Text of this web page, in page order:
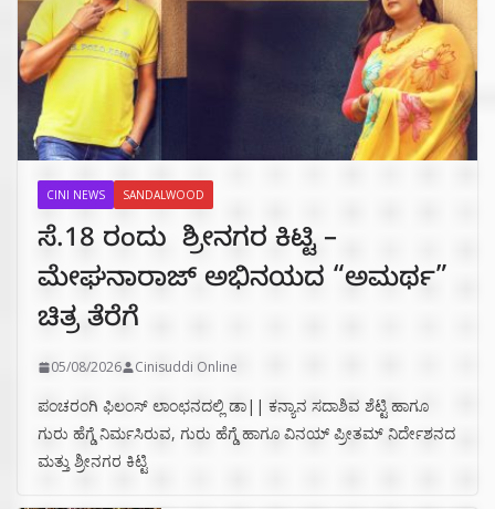
CINI NEWS SANDALWOOD
ಸೆ.18 ರಂದು ಶ್ರೀನಗರ ಕಿಟ್ಟಿ –
ಮೇಘನಾರಾಜ್ ಅಭಿನಯದ “ಅಮರ್ಥ”
ಚಿತ್ರ ತೆರೆಗೆ
05/08/2026 Cinisuddi Online
ಪಂಚರಂಗಿ ಫಿಲಂಸ್ ಲಾಂಛನದಲ್ಲಿ ಡಾ|| ಕನ್ಯಾನ ಸದಾಶಿವ ಶೆಟ್ಟಿ ಹಾಗೂ
ಗುರು ಹೆಗ್ಡೆ ನಿರ್ಮಸಿರುವ, ಗುರು ಹೆಗ್ಡೆ ಹಾಗೂ ವಿನಯ್ ಪ್ರೀತಮ್ ನಿರ್ದೇಶನದ
ಮತ್ತು ಶ್ರೀನಗರ ಕಿಟ್ಟಿ